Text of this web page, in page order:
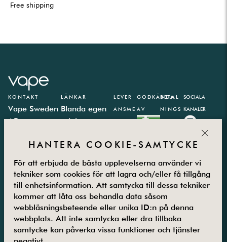
Free shipping
KONTAKT
Vape Sweden
AB
Hägersten
Måndag –
Fredag
08.00-16.00
08-5800 25
25
LÄNKAR
Blanda egen
e-juice
kalkylator
Vanliga frågor
Kontakta oss
Om oss
Returer
Villkor
Guider
LEVER
ANSME
TODER
GODKÄNDA
AV
BETAL
NINGS
PARTN
SOCIALA
KANALER
HANTERA COOKIE-SAMTYCKE
För att erbjuda de bästa upplevelserna använder vi
tekniker som cookies för att lagra och/eller få tillgång
till enhetsinformation. Att samtycka till dessa tekniker
kommer att låta oss behandla data såsom
webbläsningsbeteende eller unika ID:n på denna
webbplats. Att inte samtycka eller dra tillbaka
samtycke kan påverka vissa funktioner och tjänster